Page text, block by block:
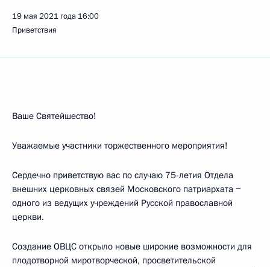
19 мая 2021 года 16:00
Приветствия
Ваше Святейшество!
Уважаемые участники торжественного мероприятия!
Сердечно приветствую вас по случаю 75-летия Отдела
внешних церковных связей Московского патриархата −
одного из ведущих учреждений Русской православной
церкви.
Создание ОВЦС открыло новые широкие возможности для
плодотворной миротворческой, просветительской